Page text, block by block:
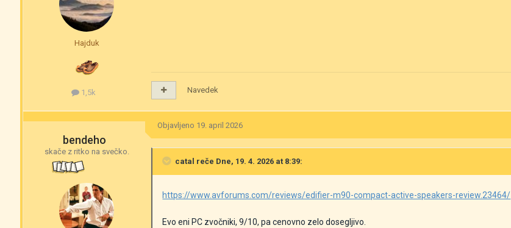
Hajduk
1,5k Navedek
bendeho
skače z ritko na svečko.
Objavljeno 19. april 2026
catal reče Dne, 19. 4. 2026 at 8:39:
https://www.avforums.com/reviews/edifier-m90-compact-active-speakers-review.23464/
Evo eni PC zvočniki, 9/10, pa cenovno zelo dosegljivo.